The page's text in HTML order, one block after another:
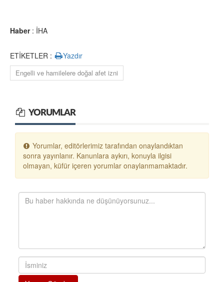
Haber: İHA
ETİKETLER : Yazdır
Engelli ve hamilelere doğal afet izni
YORUMLAR
Yorumlar, editörlerimiz tarafından onaylandıktan
sonra yayınlanır. Kanunlara aykırı, konuyla ilgisi
olmayan, küfür içeren yorumlar onaylanmamaktadır.